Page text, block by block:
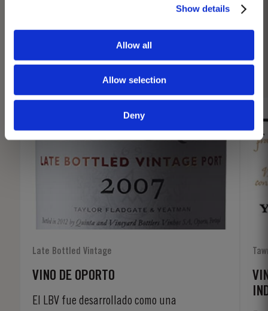
Show details
Allow all
Allow selection
Deny
DISCOVER MORE
Late Bottled Vintage
VINO DE OPORTO
El LBV fue desarrollado como una